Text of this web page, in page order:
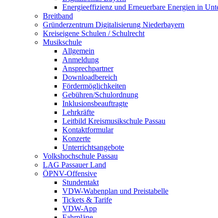
Energieeffizienz und Erneuerbare Energien in
Breitband
Gründerzentrum Digitalisierung Niederbayern
Kreiseigene Schulen / Schulrecht
Musikschule
Allgemein
Anmeldung
Ansprechpartner
Downloadbereich
Fördermöglichkeiten
Gebühren/Schulordnung
Inklusionsbeauftragte
Lehrkräfte
Leitbild Kreismusikschule Passau
Kontaktformular
Konzerte
Unterrichtsangebote
Volkshochschule Passau
LAG Passauer Land
ÖPNV-Offensive
Stundentakt
VDW-Wabenplan und Preistabelle
Tickets & Tarife
VDW-App